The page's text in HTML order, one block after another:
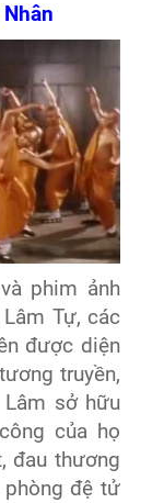
phim ảnh
Tự, các
được diện
truyền,
sở hữu
của họ
đau thương
phòng đệ tử